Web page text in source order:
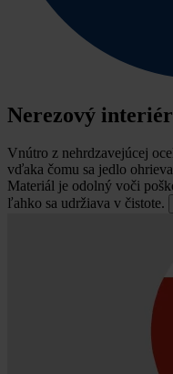
Nerezový interiér
Vnútro z nehrdzavejúcej
vďaka čomu sa jedlo
Materiál je odolný voči
ľahko sa udržiava v čistote.